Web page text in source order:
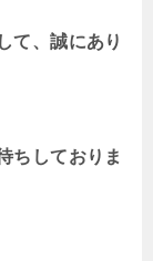
て、誠にあり
ちしておりま